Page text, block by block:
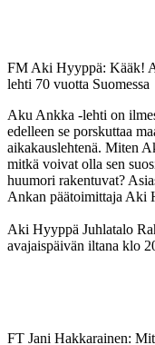
FM Aki Hyyppä: Kääk!
lehti 70 vuotta Suomessa
Aku Ankka -lehti on
edelleen se porskuttaa
aikakauslehtenä. Miten
mitkä voivat olla sen
huumori rakentuvat?
Ankan päätoimittaja Aki
Aki Hyyppä Juhlatalo
avajaispäivän iltana klo
FT Jani Hakkarainen: